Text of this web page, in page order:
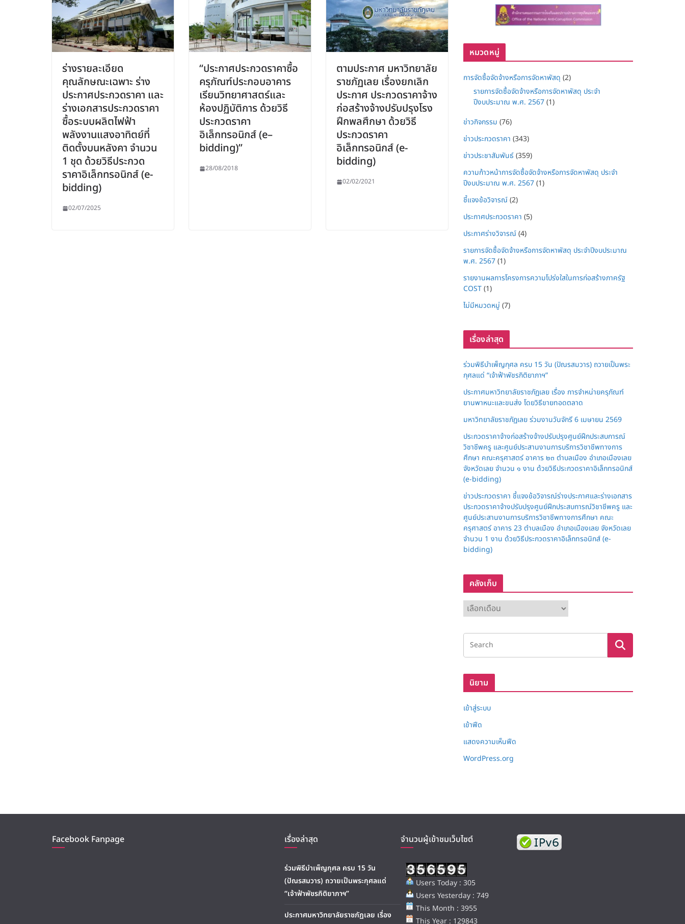
ร่างรายละเอียด
คุณลักษณะเฉพาะ ร่าง
ประกาศประกวดราคา และ
ร่างเอกสารประกวดราคา
ซื้อระบบผลิตไฟฟ้า
พลังงานแสงอาทิตย์ที่
ติดตั้งบนหลังคา จำนวน
1 ชุด ด้วยวิธีประกวด
ราคาอิเล็กทรอนิกส์ (e-
bidding)
02/07/2025
“ประกาศประกวดราคาซื้อ
ครุภัณฑ์ประกอบอาคาร
เรียนวิทยาศาสตร์และ
ห้องปฏิบัติการ ด้วยวิธี
ประกวดราคา
อิเล็กทรอนิกส์ (e–
bidding)”
28/08/2018
ตามประกาศ มหาวิทยาลัย
ราชภัฏเลย เรื่องยกเลิก
ประกาศ ประกวดราคาจ้าง
ก่อสร้างจ้างปรับปรุงโรง
ฝึกพลศึกษา ด้วยวิธี
ประกวดราคา
อิเล็กทรอนิกส์ (e-
bidding)
02/02/2021
หมวดหมู่
การจัดซื้อจัดจ้างหรือการจัดหาพัสดุ (2)
รายการจัดซื้อจัดจ้างหรือการจัดหาพัสดุ ประจำ
ปีงบประมาณ พ.ศ. 2567(1)
ข่าวกิจกรรม (76)
ข่าวประกวดราคา (343)
ข่าวประชาสัมพันธ์(359)
ความก้าวหน้าการจัดซื้อจัดจ้างหรือการจัดหาพัสดุ ประจำ
ปีงบประมาณ พ.ศ. 2567(1)
ชี้แจงข้อวิจารณ์(2)
ประกาศประกวดราคา (5)
ประกาศร่างวิจารณ์(4)
รายการจัดซื้อจัดจ้างหรือการจัดหาพัสดุ ประจำปีงบประมาณ
พ.ศ. 2567(1)
รายงานผลการโครงการความโปร่งใสในการก่อสร้างภาครัฐ
COST(1)
ไม่มีหมวดหมู่ (7)
เรื่องล่าสุด
ร่วมพิธีบำเพ็ญกุศล ครบ 15 วัน (ปัณรสมวาร) ถวายเป็นพระ
กุศลแด่ “เจ้าฟ้าพัชรกิติยาภาฯ”
ประกาศมหาวิทยาลัยราชภัฏเลย เรื่อง การจำหน่ายครุภัณฑ์
ยานพาหนะและขนส่ง โดยวิธีขายทอดตลาด
มหาวิทยาลัยราชภัฏเลย ร่วมงานวันจักรี 6 เมษายน 2569
ประกวดราคาจ้างก่อสร้างจ้างปรับปรุงศูนย์ฝึกประสบการณ์
วิชาชีพครู และศูนย์ประสานงานการบริการวิชาชีพทางการ
ศึกษา คณะครุศาสตร์ อาคาร ๒๓ ตำบลเมือง อำเภอเมืองเลย
จังหวัดเลย จำนวน ๑ งาน ด้วยวิธีประกวดราคาอิเล็กทรอนิกส์
(e-bidding)
ข่าวประกวดราคา ชี้แจงข้อวิจารณ์ร่างประกาศและร่างเอกสาร
ประกวดราคาจ้างปรับปรุงศูนย์ฝึกประสบการณ์วิชาชีพครู และ
ศูนย์ประสานงานการบริการวิชาชีพทางการศึกษา คณะ
ครุศาสตร์ อาคาร 23 ตำบลเมือง อำเภอเมืองเลย จังหวัดเลย
จำนวน 1 งาน ด้วยวิธีประกวดราคาอิเล็กทรอนิกส์ (e-
bidding)
คลังเก็บ
ลั
ง
ก็
นิยาม
เข้าสู่ระบบ
เข้าฟีด
แสดงความเห็นฟีด
WordPress.org
Facebook Fanpage เรื่องล่าสุด
ร่วมพิธีบำเพ็ญกุศล ครบ 15 วัน
(ปัณรสมวาร) ถวายเป็นพระกุศลแด่
“เจ้าฟ้าพัชรกิติยาภาฯ”
ประกาศมหาวิทยาลัยราชภัฏเลย เรื่อง
จำนวนผู้เข้าชมเว็บไซต์
Users Today : 305
Users Yesterday : 749
This Month : 3955
This Year : 129843